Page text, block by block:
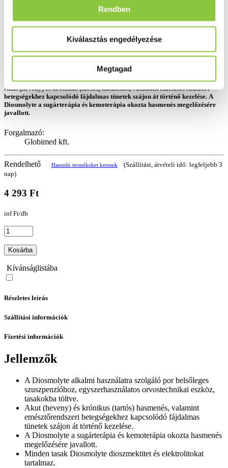
Rendben
Kiválasztás engedélyezése
Megtagad
Akut (heveny) és krónikus (tartós) hasmenés, valamint emésztőrendszeri
betegségekhez kapcsolódó fájdalmas tünetek szájon át történő kezelése. A
Diosmolyte a sugárterápia és kemoterápia okozta hasmenés megelőzésére
javallott.
Forgalmazó:
Globimed kft.
Rendelhető Hasonló termékeket keresek
(Szállítási, átvételi idő: legfeljebb 3
nap)
4 293 Ft
inf Ft/db
Kosárba
Kívánságlistába
Részletes leírás
Szállítási információk
Fizetési információk
Jellemzők
A Diosmolyte alkalmi használatra szolgáló por belsőleges
szuszpenzióhoz, egyszerhasználatos orvostechnikai eszköz,
tasakokba töltve.
Akut (heveny) és krónikus (tartós) hasmenés, valamint
emésztőrendszeri betegségekhez kapcsolódó fájdalmas
tünetek szájon át történő kezelése.
A Diosmolyte a sugárterápia és kemoterápia okozta hasmenés
megelőzésére javallott.
Minden tasak Diosmolyte dioszmektitet és elektrolitokat
tartalmaz.